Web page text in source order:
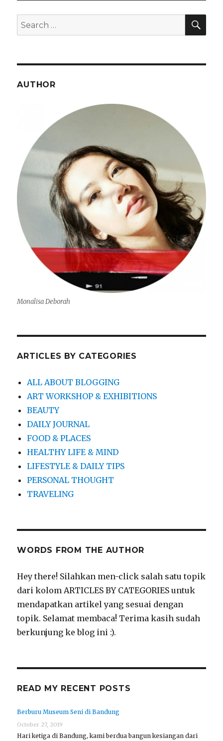
Launch
Event
Search
for:
AUTHOR
Monalisa Deborah
ARTICLES BY CATEGORIES
ALL ABOUT BLOGGING
ART WORKSHOP & EXHIBITIONS
BEAUTY
DAILY JOURNAL
FOOD & PLACES
HEALTHY LIFE & MIND
LIFESTYLE & DAILY TIPS
PERSONAL THOUGHT
TRAVELING
WORDS FROM THE AUTHOR
Hey there! Silahkan men-click salah satu topik
dari kolom ARTICLES BY CATEGORIES untuk
mendapatkan artikel yang sesuai dengan
topik. Selamat membaca! Terima kasih sudah
berkunjung ke blog ini :).
READ MY RECENT POSTS
Berburu Museum Seni di Bandung
October 27, 2019
Hari ketiga di Bandung, kami berdua bangun kesiangan dari